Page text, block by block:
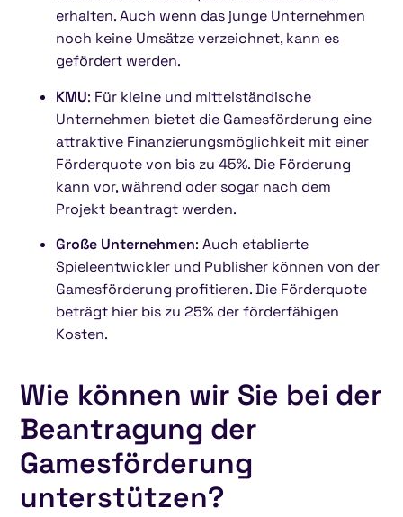
erhalten. Auch wenn das junge Unternehmen
noch keine Umsätze verzeichnet, kann es
gefördert werden.
KMU: Für kleine und mittelständische
Unternehmen bietet die Gamesförderung eine
attraktive Finanzierungsmöglichkeit mit einer
Förderquote von bis zu 45%. Die Förderung
kann vor, während oder sogar nach dem
Projekt beantragt werden.
Große Unternehmen: Auch etablierte
Spieleentwickler und Publisher können von der
Gamesförderung profitieren. Die Förderquote
beträgt hier bis zu 25% der förderfähigen
Kosten.
Wie können wir Sie bei der
Beantragung der
Gamesförderung
unterstützen?